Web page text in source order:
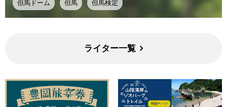
但馬ドーム 但馬 但馬検定
ライター一覧